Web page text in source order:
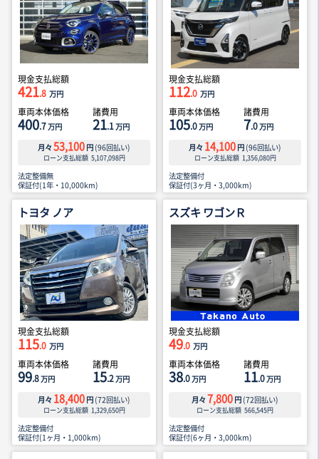
現金支払総額
421.8 万円
車両本体価格
400.7万円
諸費用
21.1万円
月々 53,100 円 (96回払い)
ローン支払総額 5,107,098円
法定整備無
保証付(1年・10,000km)
現金支払総額
112.0 万円
車両本体価格
105.0万円
諸費用
7.0万円
月々 14,100 円 (96回払い)
ローン支払総額 1,356,080円
法定整備付
保証付(3ヶ月・3,000km)
トヨタ ノア
現金支払総額
115.0 万円
車両本体価格
99.8万円
諸費用
15.2万円
月々 18,400 円 (72回払い)
ローン支払総額 1,329,650円
法定整備付
保証付(1ヶ月・1,000km)
スズキ ワゴンＲ
現金支払総額
49.0 万円
車両本体価格
38.0万円
諸費用
11.0万円
月々 7,800 円 (72回払い)
ローン支払総額 566,545円
法定整備付
保証付(6ヶ月・3,000km)